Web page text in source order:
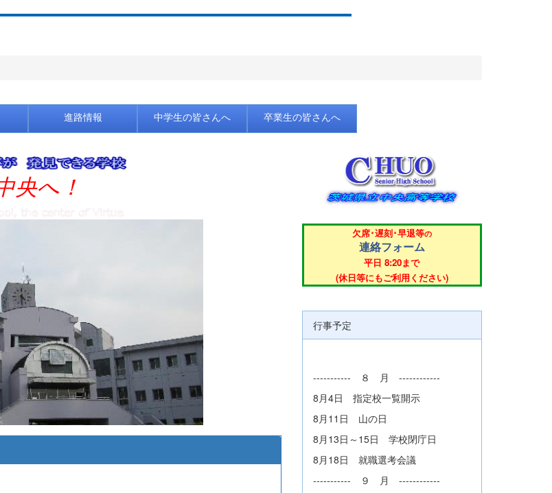
進路情報 中学生の皆さんへ 卒業生の皆さんへ
央へ！
欠席･遅刻･早退等の
連絡フォーム
平日 8:20まで
(休日等にもご利用ください)
行事予定
----------- ８ 月 ------------
8月4日 指定校一覧開示
8月11日 山の日
8月13日～15日 学校閉庁日
8月18日 就職選考会議
----------- ９ 月 ------------